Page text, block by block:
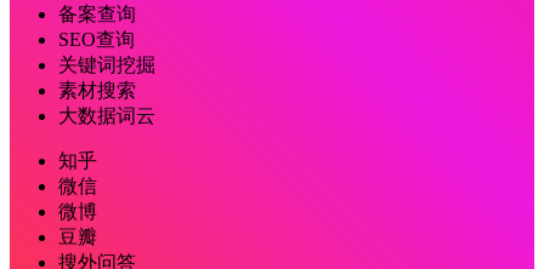
备案查询
SEO查询
关键词挖掘
素材搜索
大数据词云
知乎
微信
微博
豆瓣
搜外问答